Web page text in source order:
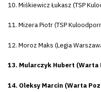
10. Miśkiewicz Łukasz (TSP
11. Mizera Piotr (TSP
12. Moroz Maks (Legia
13. Mularczyk Hubert (Warta
14. Oleksy Marcin (Warta